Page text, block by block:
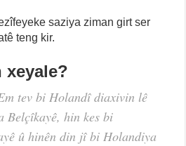
saziya ziman girt ser
teng kir.
xeyale?
tev bi Holandî diaxivin lê
Belçîkayê, hin kes bi
û hinên din jî bi Holandiya